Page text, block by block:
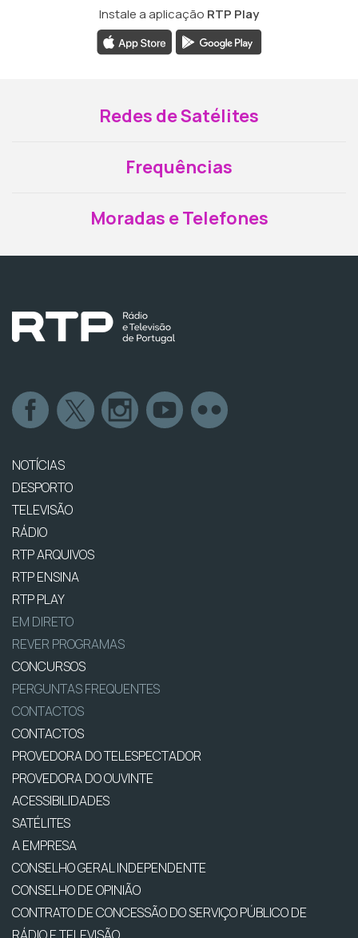
Instale a aplicação RTP Play
Redes de Satélites
Frequências
Moradas e Telefones
NOTÍCIAS
DESPORTO
TELEVISÃO
RÁDIO
RTP ARQUIVOS
RTP ENSINA
RTP PLAY
EM DIRETO
REVER PROGRAMAS
CONCURSOS
PERGUNTAS FREQUENTES
CONTACTOS
CONTACTOS
PROVEDORA DO TELESPECTADOR
PROVEDORA DO OUVINTE
ACESSIBILIDADES
SATÉLITES
A EMPRESA
CONSELHO GERAL INDEPENDENTE
CONSELHO DE OPINIÃO
CONTRATO DE CONCESSÃO DO SERVIÇO PÚBLICO DE